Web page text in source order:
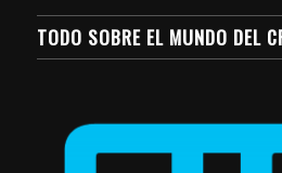
TODO SOBRE EL MUNDO DEL